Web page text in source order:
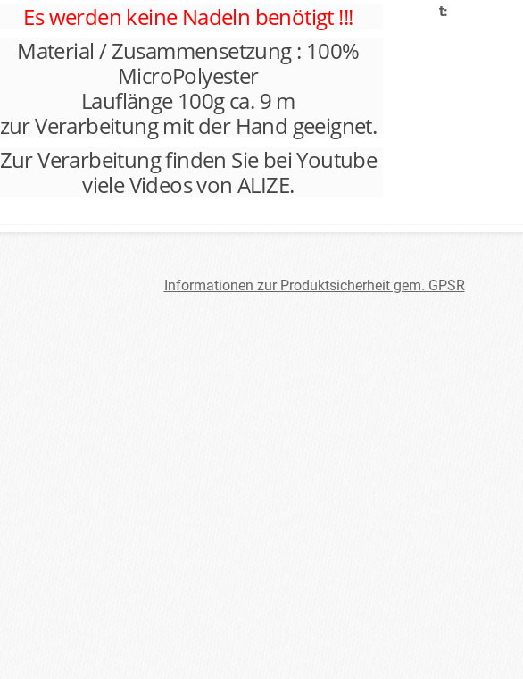
Es werden keine Nadeln benötigt !!!
Material / Zusammensetzung : 100%
MicroPolyester
Lauflänge 100g ca. 9 m
zur Verarbeitung mit der Hand geeignet.
Zur Verarbeitung finden Sie bei Youtube
viele Videos von ALIZE.
t:
Informationen zur Produktsicherheit gem. GPSR